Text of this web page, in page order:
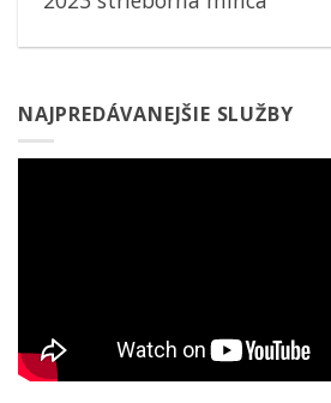
NAJPREDÁVANEJŠIE SLUŽBY